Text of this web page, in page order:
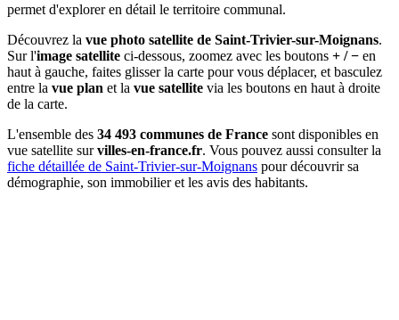
permet d'explorer en détail le territoire communal.
Découvrez la vue photo satellite de Saint-Trivier-sur-Moignans.
Sur l'image satellite ci-dessous, zoomez avec les boutons + / − en
haut à gauche, faites glisser la carte pour vous déplacer, et basculez
entre la vue plan et la vue satellite via les boutons en haut à droite
de la carte.
L'ensemble des 34 493 communes de France sont disponibles en
vue satellite survilles-en-france.fr. Vous pouvez aussi consulter la
fiche détaillée de Saint-Trivier-sur-Moignans pour découvrir sa
démographie, son immobilier et les avis des habitants.